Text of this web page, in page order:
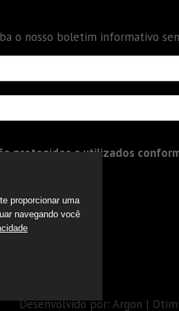
o nosso boletim informativo
protegidos e utilizados
Desenvolvido por: Argon |
proporcionar uma
navegando você